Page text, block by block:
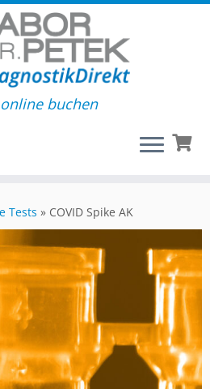
buchen
Tests » COVID Spike AK